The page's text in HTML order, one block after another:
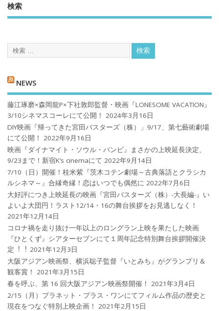
検索
NEWS
藤江琢磨×森岡龍P×下社敦郎監督・映画『LONESOME VACATION』
3/10シネマスコーレにて公開！
2024年3月16日
DIY映画『帰ってきた宮田バスターズ（株）」9/17、第七藝術劇場
にて公開！
2022年9月16日
映画『ダイナマイト・ソウル・バンビ』まさかの上映延長決定、
9/23まで！新宿K’s cinemaにて 2022年9月14日
7/10（日）開催！桂米紫『茨木コテン劇場～古典落語とクラシカ
ルシネマ～』合縁奇縁！恋はいつでも偶然に 2022年7月6日
大好評につき上映延長の映画『宮田バスターズ（株）-大長編-』い
よいよ大団円！ラスト12/14・16の舞台挨拶をお見逃しなく！
2021年12月14日
コロナ禍を⾛り抜け⼀年以上のロングラン上映を果たした映画
『ひとくず』シアターセブンにて１周年記念特別舞台挨拶開催決
定︕︕ 2021年12月3日
大阪アジアン映画祭、横浜聡子監督『いとみち』がグランプリ＆
観客賞！
2021年3月15日
春を呼ぶ、第 16 回大阪アジアン映画祭開催！
2021年3月4日
2/15（月）プラネット・プラス・ワンにてフィルム作品の歴史と
現在をつなぐ特別上映企画！
2021年2月15日